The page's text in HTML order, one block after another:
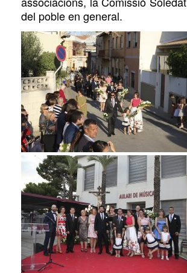
del poble en general.